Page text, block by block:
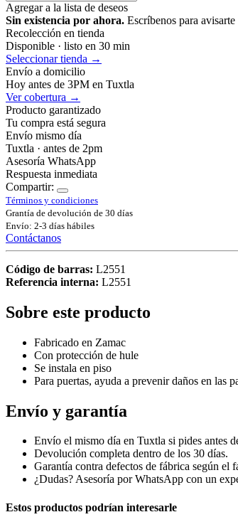
Agregar a la lista de deseos
Sin existencia por ahora. Escríbenos para
Recolección en tienda
Disponible · listo en 30 min
Seleccionar tienda →
Envío a domicilio
Hoy antes de 3PM en Tuxtla
Ver cobertura →
Producto garantizado
Tu compra está segura
Envío mismo día
Tuxtla · antes de 2pm
Asesoría WhatsApp
Respuesta inmediata
Compartir:
Términos y condiciones
Grantía de devolución de 30 días
Envío: 2-3 días hábiles
Contáctanos
Código de barras: L2551
Referencia interna: L2551
Sobre este producto
Fabricado en Zamac
Con protección de hule
Se instala en piso
Para puertas, ayuda a prevenir daños en las
Envío y garantía
Envío el mismo día en Tuxtla si pides antes
Devolución completa dentro de los 30 días.
Garantía contra defectos de fábrica según el
¿Dudas? Asesoría por WhatsApp con un
Estos productos podrían interesarle